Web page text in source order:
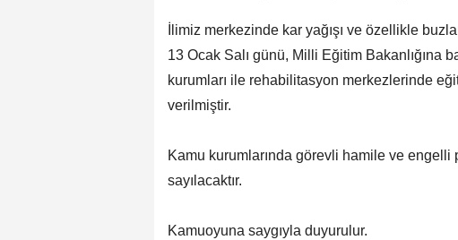
İlimiz merkezinde kar yağışı ve özellikle
13 Ocak Salı günü, Milli Eğitim Bakanlığına
kurumları ile rehabilitasyon merkezlerinde
verilmiştir.
Kamu kurumlarında görevli hamile ve
sayılacaktır.
Kamuoyuna saygıyla duyurulur.